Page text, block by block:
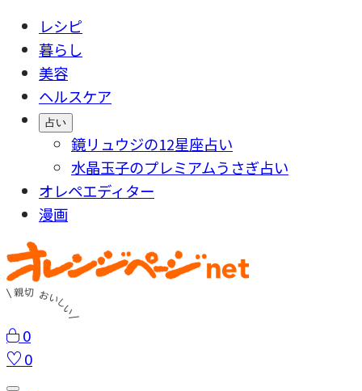
レシピ
暮らし
美容
ヘルスケア
占い
鏡リュウジの12星座占い
水晶玉子のプレミアムうさぎ占い
オレペエディター
漫画
0
0